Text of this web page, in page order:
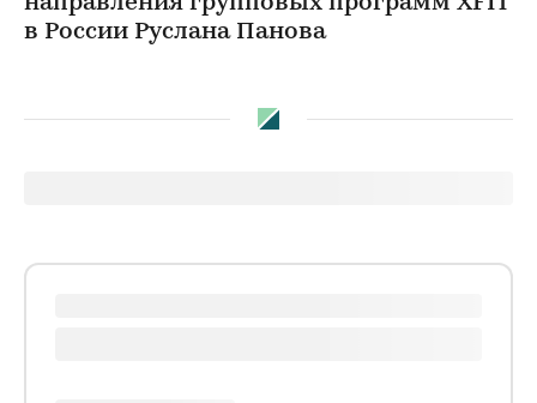
в России Руслана Панова